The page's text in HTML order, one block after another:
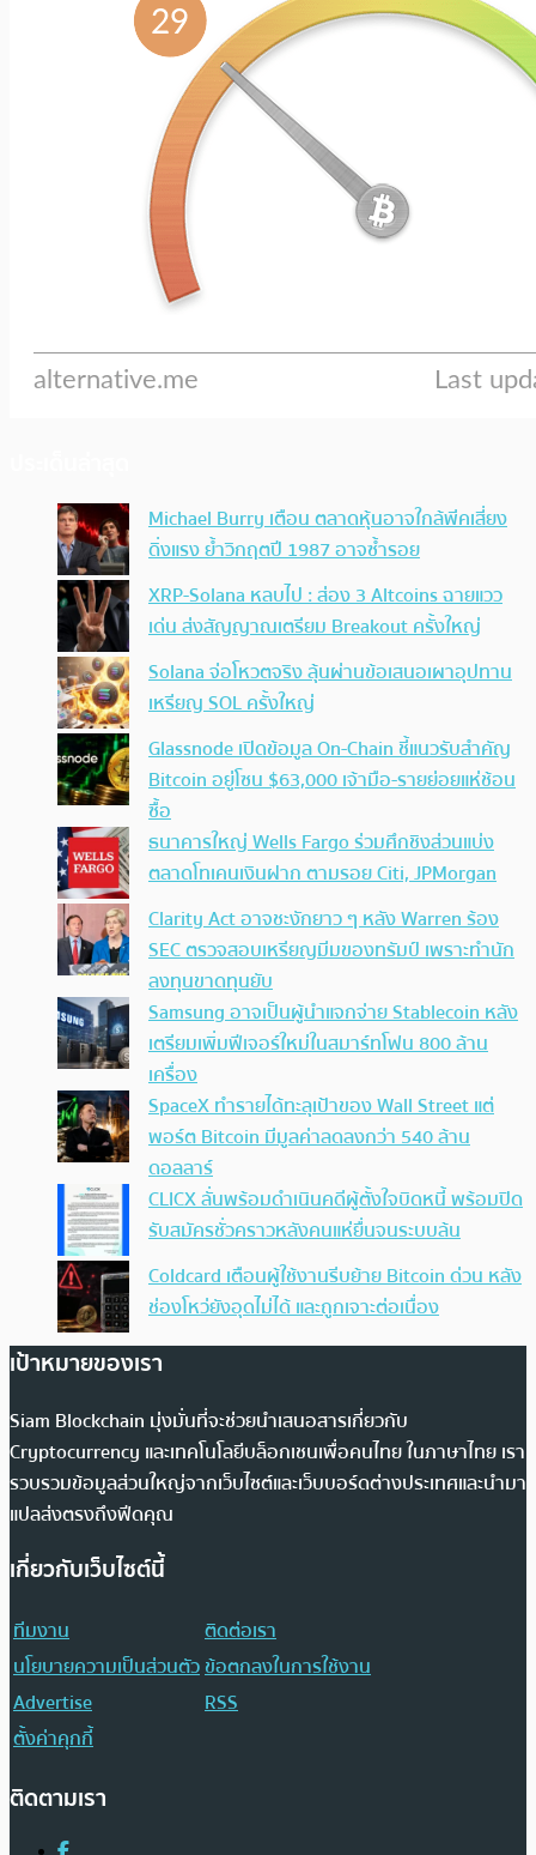
Michael Burry เตือน ตลาดหุ้นอาจใกล้พีคเสี่ยง
ดิ่งแรง ย้ำวิกฤตปี 1987 อาจซ้ำรอย
XRP-Solana หลบไป : ส่อง 3 Altcoins ฉายแวว
เด่น ส่งสัญญาณเตรียม Breakout ครั้งใหญ่
Solana จ่อโหวตจริง ลุ้นผ่านข้อเสนอเผาอุปทาน
เหรียญ SOL ครั้งใหญ่
Glassnode เปิดข้อมูล On-Chain ชี้แนวรับสำคัญ
Bitcoin อยู่โซน $63,000 เจ้ามือ-รายย่อยแห่ช้อน
ซื้อ
ธนาคารใหญ่ Wells Fargo ร่วมศึกชิงส่วนแบ่ง
ตลาดโทเคนเงินฝาก ตามรอย Citi, JPMorgan
Clarity Act อาจชะงักยาว ๆ หลัง Warren ร้อง
SEC ตรวจสอบเหรียญมีมของทรัมป์ เพราะทำนัก
ลงทุนขาดทุนยับ
Samsung อาจเป็นผู้นำแจกจ่าย Stablecoin หลัง
เตรียมเพิ่มฟีเจอร์ใหม่ในสมาร์ทโฟน 800 ล้าน
เครื่อง
SpaceX ทำรายได้ทะลุเป้าของ Wall Street แต่
พอร์ต Bitcoin มีมูลค่าลดลงกว่า 540 ล้าน
ดอลลาร์
CLICX ลั่นพร้อมดำเนินคดีผู้ตั้งใจบิดหนี้ พร้อมปิด
รับสมัครชั่วคราวหลังคนแห่ยื่นจนระบบล้น
Coldcard เตือนผู้ใช้งานรีบย้าย Bitcoin ด่วน หลัง
ช่องโหว่ยังอุดไม่ได้ และถูกเจาะต่อเนื่อง
เป้าหมายของเรา
Siam Blockchain มุ่งมั่นที่จะช่วยนำเสนอสารเกี่ยวกับ
Cryptocurrency และเทคโนโลยีบล็อกเชนเพื่อคนไทย ในภาษาไทย เรา
รวบรวมข้อมูลส่วนใหญ่จากเว็บไซต์และเว็บบอร์ดต่างประเทศและนำมา
แปลส่งตรงถึงฟีดคุณ
เกี่ยวกับเว็บไซต์นี้
ทีมงาน
ติดต่อเรา
นโยบายความเป็นส่วนตัวข้อตกลงในการใช้งาน
Advertise
RSS
ตั้งค่าคุกกี้
ติดตามเรา